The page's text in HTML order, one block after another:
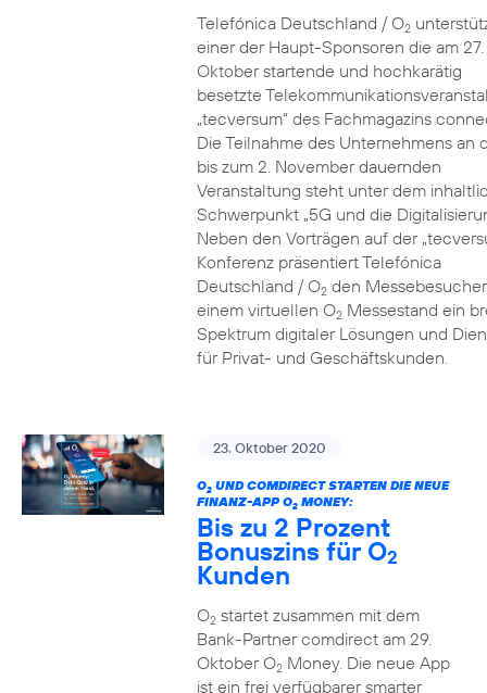
Telefónica Deutschland / O2
einer der Haupt-Sponsoren die am 27.
Oktober startende und hochkarätig
besetzte
„tecversum“ des Fachmagazins
Die Teilnahme des Unternehmens an
bis zum 2. November dauernden
Veranstaltung steht unter dem
Schwerpunkt „5G und die
Neben den Vorträgen auf der
Konferenz präsentiert Telefónica
Deutschland / O2den
einem virtuellen O2Messestand ein
Spektrum digitaler Lösungen und
für Privat- und Geschäftskunden.
23. Oktober 2020
O2UND COMDIRECT STARTEN DIE NEUE
FINANZ-APP O2MONEY:
Bis zu 2 Prozent
Bonuszins für O2
Kunden
O2startet zusammen mit dem
Bank-Partner comdirect am 29.
Oktober O2Money. Die neue App
ist ein frei verfügbarer smarter